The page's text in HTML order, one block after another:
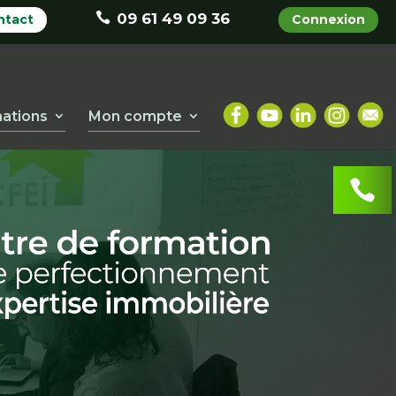
Connexion
09 61 49 09 36
Mon compte